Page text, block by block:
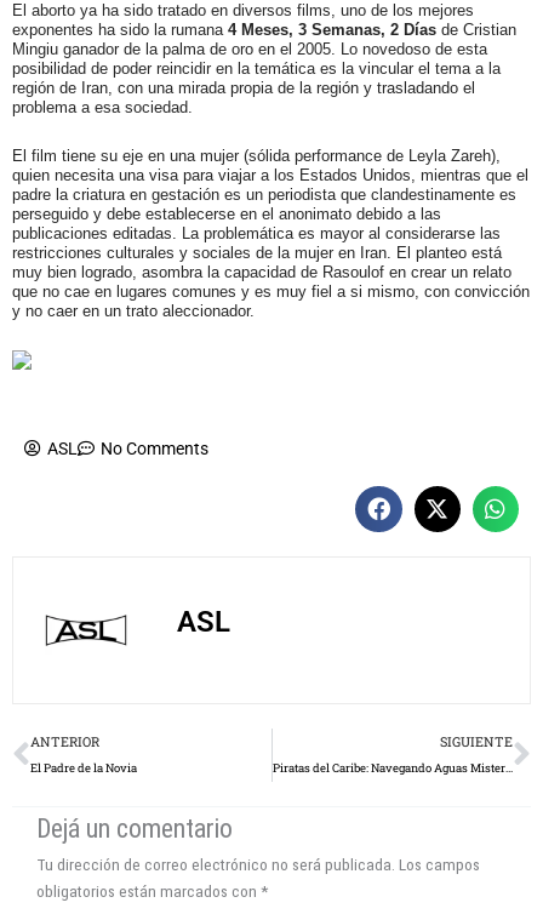
El aborto ya ha sido tratado en diversos films, uno de los mejores
exponentes ha sido la rumana 4 Meses, 3 Semanas, 2 Días de Cristian
Mingiu ganador de la palma de oro en el 2005. Lo novedoso de esta
posibilidad de poder reincidir en la temática es la vincular el tema a la
región de Iran, con una mirada propia de la región y trasladando el
problema a esa sociedad.
El film tiene su eje en una mujer (sólida performance de Leyla Zareh),
quien necesita una visa para viajar a los Estados Unidos, mientras que el
padre la criatura en gestación es un periodista que clandestinamente es
perseguido y debe establecerse en el anonimato debido a las
publicaciones editadas. La problemática es mayor al considerarse las
restricciones culturales y sociales de la mujer en Iran. El planteo está
muy bien logrado, asombra la capacidad de Rasoulof en crear un relato
que no cae en lugares comunes y es muy fiel a si mismo, con convicción
y no caer en un trato aleccionador.
ASL No Comments
ASL
Prev
ANTERIOR
El Padre de la Novia
SIGUIENTE
Piratas del Caribe: Navegando Aguas Misteriosas, Según Rodolfo Weisskirch
Dejá un comentario
Tu dirección de correo electrónico no será publicada. Los campos
obligatorios están marcados con *